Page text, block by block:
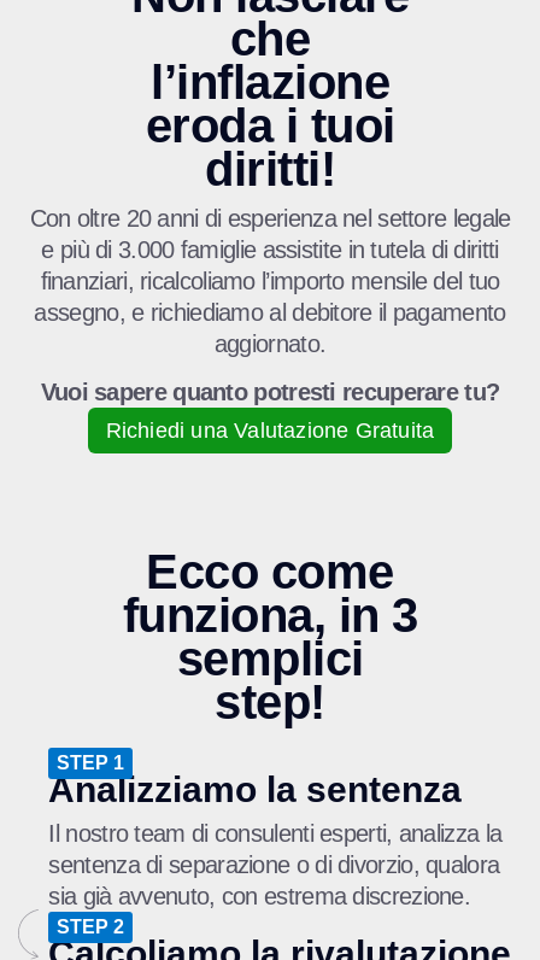
che
l’inflazione
eroda i tuoi
diritti!
Con oltre 20 anni di esperienza nel settore legale
e più di 3.000 famiglie assistite in tutela di diritti
finanziari, ricalcoliamo l’importo mensile del tuo
assegno, e richiediamo al debitore il pagamento
aggiornato.
Vuoi sapere quanto potresti recuperare tu?
Richiedi una Valutazione Gratuita
Ecco come
funziona, in 3
semplici
step!
STEP 1
Analizziamo la sentenza
Il nostro team di consulenti esperti, analizza la
sentenza di separazione o di divorzio, qualora
sia già avvenuto, con estrema discrezione.
STEP 2